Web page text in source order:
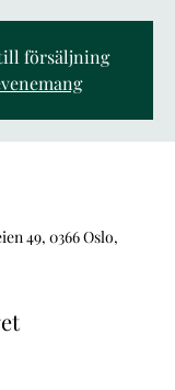
försäljning
49, 0366 Oslo,